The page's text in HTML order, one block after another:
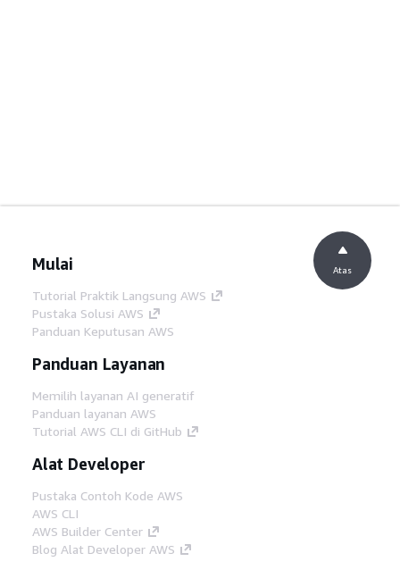
Mulai
Tutorial Praktik Langsung AWS
Pustaka Solusi AWS
Panduan Keputusan AWS
Panduan Layanan
Memilih layanan AI generatif
Panduan layanan AWS
Tutorial AWS CLI di GitHub
Alat Developer
Pustaka Contoh Kode AWS
AWS CLI
AWS Builder Center
Blog Alat Developer AWS
Atas